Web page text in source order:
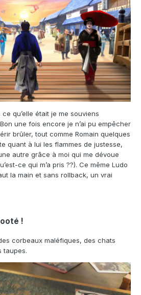
qu’elle était je me souviens
une fois encore je n’ai pu empêcher
brûler, tout comme Romain quelques
quant à lui les flammes de justesse,
autre grâce à moi qui me dévoue
ce qui m’a pris ??). Ce même Ludo
la main et sans rollback, un vrai
!
corbeaux maléfiques, des chats
taupes.